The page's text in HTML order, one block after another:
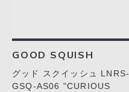
GOOD SQUISH
グッド スクイッシュ LNRS-
GSQ-AS06 "CURIOUS